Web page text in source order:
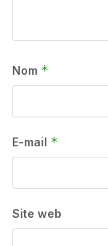
Nom *
E-mail *
Site web